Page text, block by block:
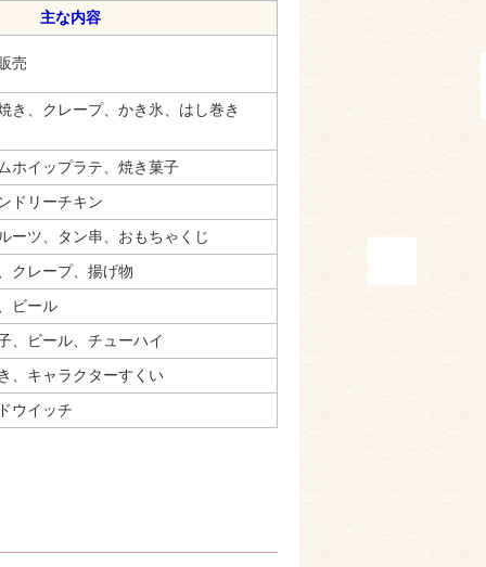
主な内容
売
き、クレープ、かき氷、はし巻き
ホイップラテ、焼き菓子
ドリーチキン
ーツ、タン串、おもちゃくじ
クレープ、揚げ物
ビール
、ビール、チューハイ
、キャラクターすくい
ウイッチ